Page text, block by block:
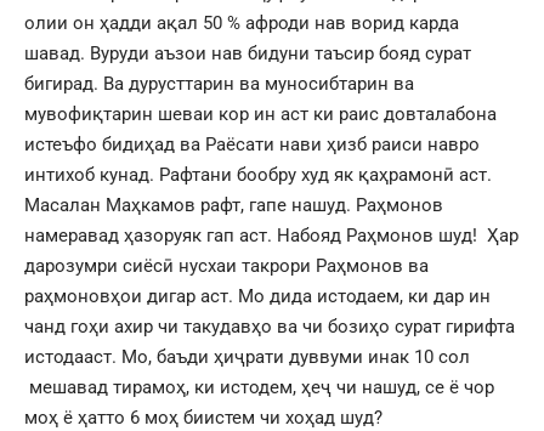
олии он ҳадди ақал 50 % афроди нав ворид карда
шавад. Вуруди аъзои нав бидуни таъсир бояд сурат
бигирад. Ва дурусттарин ва муносибтарин ва
мувофиқтарин шеваи кор ин аст ки раис довталабона
истеъфо бидиҳад ва Раёсати нави ҳизб раиси навро
интихоб кунад. Рафтани бообру худ як қаҳрамонӣ аст.
Масалан Маҳкамов рафт, гапе нашуд. Раҳмонов
намеравад ҳазоруяк гап аст. Набояд Раҳмонов шуд! Ҳар
дарозумри сиёсӣ нусхаи такрори Раҳмонов ва
раҳмоновҳои дигар аст. Мо дида истодаем, ки дар ин
чанд гоҳи ахир чи такудавҳо ва чи бозиҳо сурат гирифта
истодааст. Мо, баъди ҳиҷрати дуввуми инак 10 сол
мешавад тирамоҳ, ки истодем, ҳеҷ чи нашуд, се ё чор
моҳ ё ҳатто 6 моҳ биистем чи хоҳад шуд?